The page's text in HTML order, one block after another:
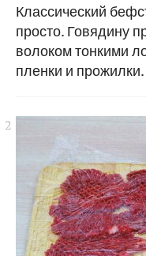
Классический
просто. Говядину
волоком тонкими
пленки и прожилки.